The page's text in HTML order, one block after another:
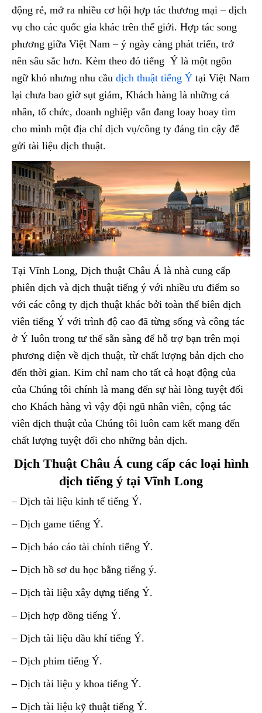
động rẻ, mở ra nhiều cơ hội hợp tác thương mại – dịch
vụ cho các quốc gia khác trên thế giới. Hợp tác song
phương giữa Việt Nam – ý ngày càng phát triển, trở
nên sâu sắc hơn. Kèm theo đó tiếng Ý là một ngôn
ngữ khó nhưng nhu cầu dịch thuật tiếng Ý tại Việt Nam
lại chưa bao giờ sụt giảm, Khách hàng là những cá
nhân, tổ chức, doanh nghiệp vẫn đang loay hoay tìm
cho mình một địa chỉ dịch vụ/công ty đáng tin cậy để
gửi tài liệu dịch thuật.
Tại Vĩnh Long, Dịch thuật Châu Á là nhà cung cấp
phiên dịch và dịch thuật tiếng ý với nhiều ưu điểm so
với các công ty dịch thuật khác bởi toàn thể biên dịch
viên tiếng Ý với trình độ cao đã từng sống và công tác
ở Ý luôn trong tư thế sẵn sàng để hỗ trợ bạn trên mọi
phương diện về dịch thuật, từ chất lượng bản dịch cho
đến thời gian. Kim chỉ nam cho tất cả hoạt động của
của Chúng tôi chính là mang đến sự hài lòng tuyệt đối
cho Khách hàng vì vậy đội ngũ nhân viên, cộng tác
viên dịch thuật của Chúng tôi luôn cam kết mang đến
chất lượng tuyệt đối cho những bản dịch.
Dịch Thuật Châu Á cung cấp các loại hình
dịch tiếng ý tại Vĩnh Long
– Dịch tài liệu kinh tế tiếng Ý.
– Dịch game tiếng Ý.
– Dịch báo cáo tài chính tiếng Ý.
– Dịch hồ sơ du học bằng tiếng ý.
– Dịch tài liệu xây dựng tiếng Ý.
– Dịch hợp đồng tiếng Ý.
– Dịch tài liệu dầu khí tiếng Ý.
– Dịch phim tiếng Ý.
– Dịch tài liệu y khoa tiếng Ý.
– Dịch tài liệu kỹ thuật tiếng Ý.